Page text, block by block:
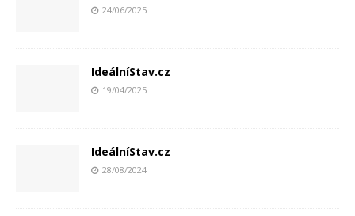
24/06/2025
IdeálníStav.cz
19/04/2025
IdeálníStav.cz
28/08/2024